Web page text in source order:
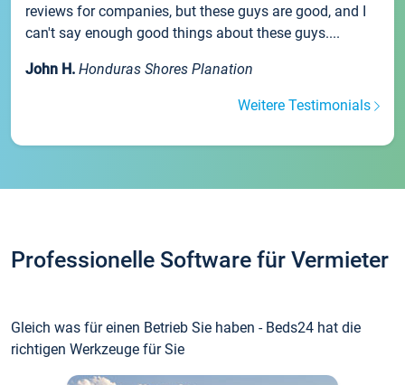
reviews for companies, but these guys are good, and I
can't say enough good things about these guys....
John H. Honduras Shores Planation
Weitere Testimonials
Professionelle Software für Vermieter
Gleich was für einen Betrieb Sie haben - Beds24 hat die
richtigen Werkzeuge für Sie